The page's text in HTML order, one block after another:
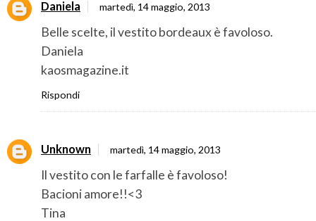
Daniela martedì, 14 maggio, 2013
Belle scelte, il vestito bordeaux è favoloso.
Daniela
kaosmagazine.it
Rispondi
Unknown martedì, 14 maggio, 2013
Il vestito con le farfalle è favoloso!
Bacioni amore!!<3
Tina